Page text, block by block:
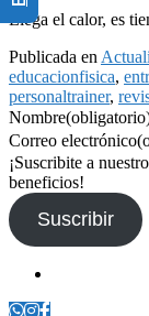
Llega el calor, es
Publicada en
educacionfisica,
personaltrainer,
Nombre
Correo electrónico
¡Suscribite a
beneficios!
Suscribir